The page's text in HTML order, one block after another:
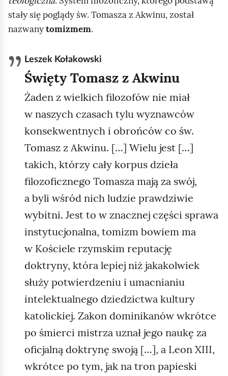
stały się poglądy św. Tomasza z Akwinu, został
nazwanytomizmem.
Leszek Kołakowski
Święty Tomasz z Akwinu
Żaden z wielkich filozofów nie miał
w naszych czasach tylu wyznawców
konsekwentnych i obrońców co św.
Tomasz z Akwinu. […] Wielu jest […]
takich, którzy cały korpus dzieła
filozoficznego Tomasza mają za swój,
a byli wśród nich ludzie prawdziwie
wybitni. Jest to w znacznej części sprawa
instytucjonalna, tomizm bowiem ma
w Kościele rzymskim reputację
doktryny, która lepiej niż jakakolwiek
służy potwierdzeniu i umacnianiu
intelektualnego dziedzictwa kultury
katolickiej. Zakon dominikanów wkrótce
po śmierci mistrza uznał jego naukę za
oficjalną doktrynę swoją […], a Leon XIII,
wkrótce po tym, jak na tron papieski